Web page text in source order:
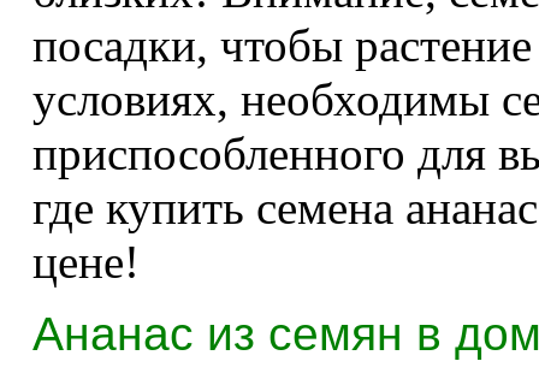
посадки, чтобы
условиях, необходимы
приспособленного для
где купить семена
цене!
Ананас из семян в